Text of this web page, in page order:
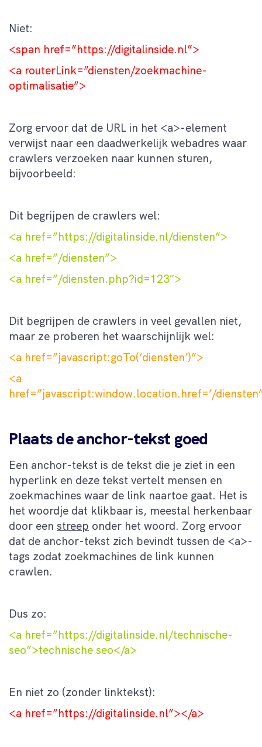
Niet:
<span href=”https://digitalinside.nl”>
<a routerLink=”diensten/zoekmachine-
optimalisatie”>
Zorg ervoor dat de URL in het <a>-element
verwijst naar een daadwerkelijk webadres waar
crawlers verzoeken naar kunnen sturen,
bijvoorbeeld:
Dit begrijpen de crawlers wel:
<a href=”https://digitalinside.nl/diensten”>
<a href=”/diensten”>
<a href=”/diensten.php?id=123″>
Dit begrijpen de crawlers in veel gevallen niet,
maar ze proberen het waarschijnlijk wel:
<a href=”javascript:goTo(‘diensten’)”>
<a
href=”javascript:window.location.href=’/
Plaats de anchor-tekst goed
Een anchor-tekst is de tekst die je ziet in een
hyperlink en deze tekst vertelt mensen en
zoekmachines waar de link naartoe gaat. Het is
het woordje dat klikbaar is, meestal herkenbaar
door een streep onder het woord. Zorg ervoor
dat de anchor-tekst zich bevindt tussen de <a>-
tags zodat zoekmachines de link kunnen
crawlen.
Dus zo:
<a href=”https://digitalinside.nl/technische-
seo”>technische seo</a>
En niet zo (zonder linktekst):
<a href=”https://digitalinside.nl”></a>